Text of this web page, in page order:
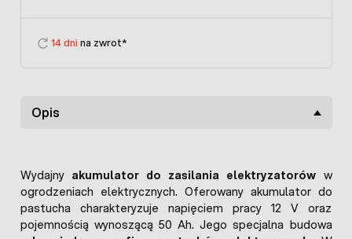
14 dni na zwrot*
Opis
Wydajny akumulator do zasilania elektryzatorów w
ogrodzeniach elektrycznych. Oferowany akumulator do
pastucha charakteryzuje napięciem pracy 12 V oraz
pojemnością wynoszącą 50 Ah. Jego specjalna budowa